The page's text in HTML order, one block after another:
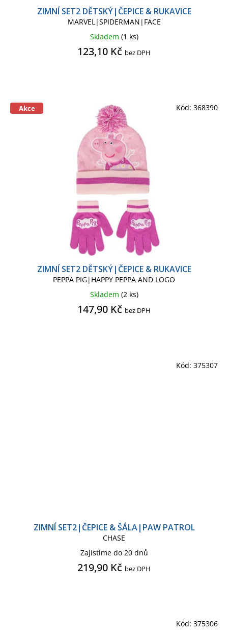
TLAPKOVÁ PATROLA
VÁNOČNÍ ZBOŽÍ WEDNESDAY
ZIMNÍ SET2 DĚTSKÝ|ČEPICE & RUKAVICE
MARVEL|SPIDERMAN|FACE
Skladem (1 ks)
123,10 Kč bez DPH
Akce
ZIMNÍ SET2 DĚTSKÝ|ČEPICE & RUKAVICE
PEPPA PIG|HAPPY PEPPA AND LOGO
Skladem (2 ks)
147,90 Kč bez DPH
Kód: 368390
ZIMNÍ SET2|ČEPICE & ŠÁLA|PAW PATROL
CHASE
Zajistíme do 20 dnů
219,90 Kč bez DPH
Kód: 375307
Kód: 375306